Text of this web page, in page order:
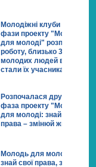
Молодіжні клуби другої
фази проекту "Молодь
для молоді" розпочали
роботу, близько 300
молодих людей вже
стали їх учасниками!
Розпочалася друга
фаза проекту "Молодь
для молоді: знай свої
права – змінюй життя"
Молодь для молоді:
знай свої права, змінюй